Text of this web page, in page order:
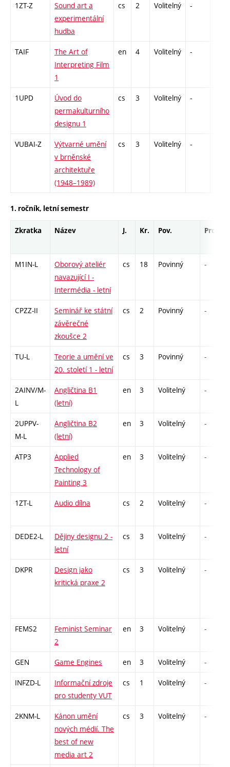
1ZT-Z
Sound art a
experimentální
hudba
cs 2 Volitelný -
TAIF
The Art of
Interpreting Film
1
en 4 Volitelný -
1UPD
Úvod do
permakulturního
designu 1
cs 3 Volitelný -
VUBAI-Z
Výtvarné umění
v brněnské
architektuře
(1948–1989)
cs 3 Volitelný -
1. ročník, letní semestr
Zkratka Název J. Kr. Pov. Prof.
M1IN-L
Oborový ateliér
navazující I -
Intermédia - letní
cs 18 Povinný -
CPZZ-II
Seminář ke státní
závěrečné
zkoušce 2
cs 2 Povinný -
TU-L
Teorie a umění ve
20. století 1 - letní
cs 3 Povinný -
2AINV/M-
L
Angličtina B1
(letní)
en 3 Volitelný -
2UPPV-
M-L
Angličtina B2
(letní)
en 3 Volitelný -
ATP3
Applied
Technology of
Painting 3
en 3 Volitelný -
1ZT-L Audio dílna cs 2 Volitelný -
DEDE2-L
Dějiny designu 2 -
letní
cs 3 Volitelný -
DKPR
Design jako
kritická praxe 2
cs 3 Volitelný -
FEMS2
Feminist Seminar
2
en 3 Volitelný -
GEN Game Engines en 3 Volitelný -
INFZD-L
Informační zdroje
pro studenty VUT
cs 1 Volitelný -
2KNM-L
Kánon umění
nových médií. The
best of new
media art 2
cs 3 Volitelný -